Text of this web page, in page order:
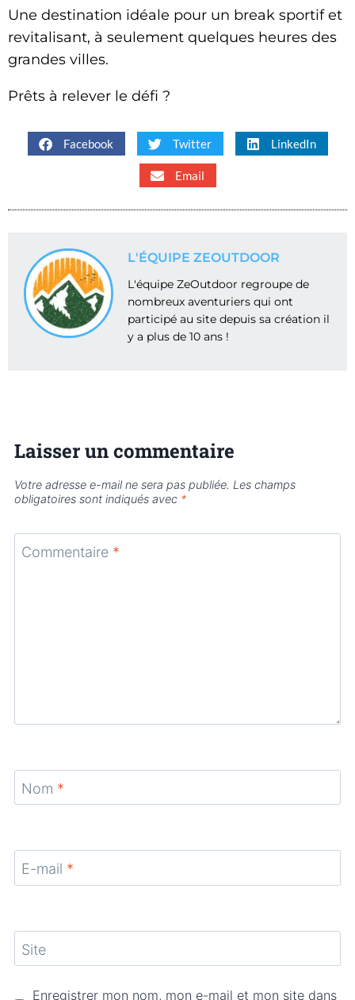
Une destination idéale pour un break sportif et
revitalisant, à seulement quelques heures des
grandes villes.
Prêts à relever le défi ?
Facebook Twitter LinkedIn
Email
L'ÉQUIPE ZEOUTDOOR
L'équipe ZeOutdoor regroupe de
nombreux aventuriers qui ont
participé au site depuis sa création il
y a plus de 10 ans !
Laisser un commentaire
Votre adresse e-mail ne sera pas publiée. Les champs
obligatoires sont indiqués avec *
Commentaire *
Nom *
E-mail *
Site
Enregistrer mon nom, mon e-mail et mon site dans